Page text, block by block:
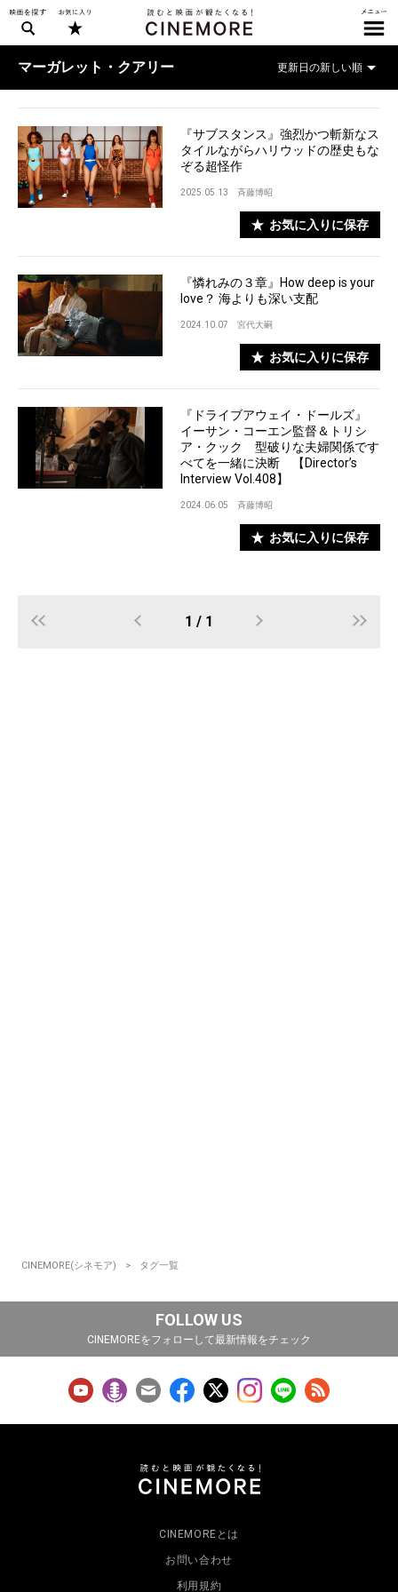
マーガレット・クアリー
『サブスタンス』強烈かつ斬新なス
タイルながらハリウッドの歴史もな
ぞる超怪作
2025.05.13 斉藤博昭
お気に入りに保存
『憐れみの３章』How deep is your
love？ 海よりも深い支配
2024.10.07 宮代大嗣
お気に入りに保存
『ドライブアウェイ・ドールズ』
イーサン・コーエン監督＆トリシ
ア・クック 型破りな夫婦関係です
べてを一緒に決断 【Director’s
Interview Vol.408】
2024.06.05 斉藤博昭
お気に入りに保存
1 / 1
CINEMORE(シネモア) タグ一覧
FOLLOW US
CINEMOREをフォローして最新情報をチェック
CINEMOREとは
お問い合わせ
利用規約